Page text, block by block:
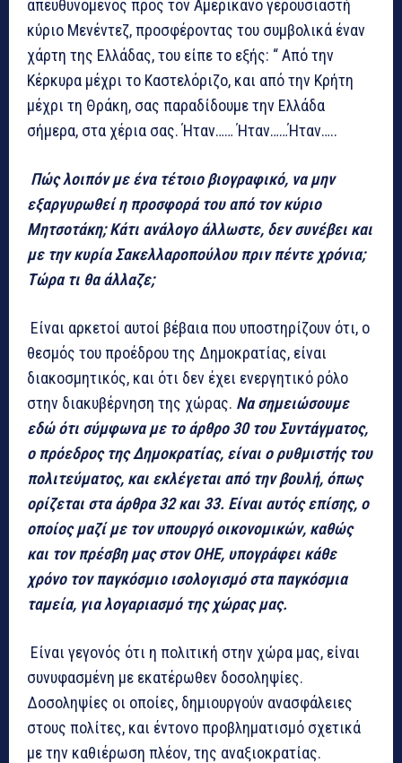
απευθυνόμενος προς τον Αμερικανό γερουσιαστή
κύριο Μενέντεζ, προσφέροντας του συμβολικά έναν
χάρτη της Ελλάδας, του είπε το εξής: “ Από την
Κέρκυρα μέχρι το Καστελόριζο, και από την Κρήτη
μέχρι τη Θράκη, σας παραδίδουμε την Ελλάδα
σήμερα, στα χέρια σας. Ήταν…… Ήταν……Ήταν…..
Πώς λοιπόν με ένα τέτοιο βιογραφικό, να μην
εξαργυρωθεί η προσφορά του από τον κύριο
Μητσοτάκη; Κάτι ανάλογο άλλωστε, δεν συνέβει και
με την κυρία Σακελλαροπούλου πριν πέντε χρόνια;
Τώρα τι θα άλλαζε;
Είναι αρκετοί αυτοί βέβαια που υποστηρίζουν ότι, ο
θεσμός του προέδρου της Δημοκρατίας, είναι
διακοσμητικός, και ότι δεν έχει ενεργητικό ρόλο
στην διακυβέρνηση της χώρας. Να σημειώσουμε
εδώ ότι σύμφωνα με το άρθρο 30 του Συντάγματος,
ο πρόεδρος της Δημοκρατίας, είναι ο ρυθμιστής του
πολιτεύματος, και εκλέγεται από την βουλή, όπως
ορίζεται στα άρθρα 32 και 33. Είναι αυτός επίσης, ο
οποίος μαζί με τον υπουργό οικονομικών, καθώς
και τον πρέσβη μας στον ΟΗΕ, υπογράφει κάθε
χρόνο τον παγκόσμιο ισολογισμό στα παγκόσμια
ταμεία, για λογαριασμό της χώρας μας.
Είναι γεγονός ότι η πολιτική στην χώρα μας, είναι
συνυφασμένη με εκατέρωθεν δοσοληψίες.
Δοσοληψίες οι οποίες, δημιουργούν ανασφάλειες
στους πολίτες, και έντονο προβληματισμό σχετικά
με την καθιέρωση πλέον, της αναξιοκρατίας.